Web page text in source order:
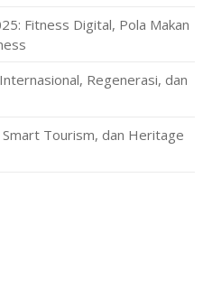
Fitness Digital, Pola Makan
Regenerasi, dan
Tourism, dan Heritage